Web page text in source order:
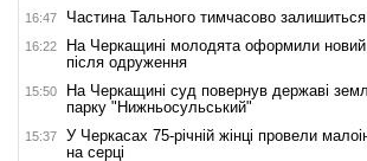
16:47 Частина Тального тимчасово залишиться
16:22
На Черкащині молодята оформили новий
після одруження
15:50
На Черкащині суд повернув державі
парку "Нижньосульський"
15:37
У Черкасах 75-річній жінці провели
на серці